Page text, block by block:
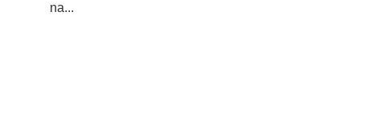
na...